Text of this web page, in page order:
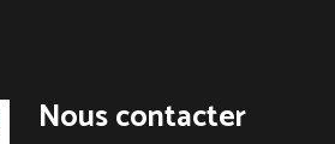
Nous contacter